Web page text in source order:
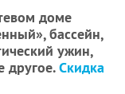
доме
бассейн,
ужин,
другое.Скидка